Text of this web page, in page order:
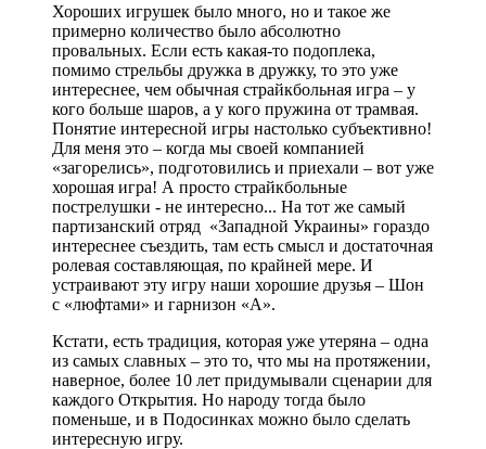
Хороших игрушек было много, но и такое же
примерно количество было абсолютно
провальных. Если есть какая-то подоплека,
помимо стрельбы дружка в дружку, то это уже
интереснее, чем обычная страйкбольная игра – у
кого больше шаров, а у кого пружина от трамвая.
Понятие интересной игры настолько субъективно!
Для меня это – когда мы своей компанией
«загорелись», подготовились и приехали – вот уже
хорошая игра! А просто страйкбольные
пострелушки - не интересно... На тот же самый
партизанский отряд «Западной Украины» гораздо
интереснее съездить, там есть смысл и достаточная
ролевая составляющая, по крайней мере. И
устраивают эту игру наши хорошие друзья – Шон
с «люфтами» и гарнизон «А».
Кстати, есть традиция, которая уже утеряна – одна
из самых славных – это то, что мы на протяжении,
наверное, более 10 лет придумывали сценарии для
каждого Открытия. Но народу тогда было
поменьше, и в Подосинках можно было сделать
интересную игру.